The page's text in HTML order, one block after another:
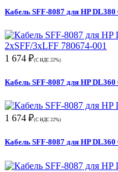
Кабель SFF-8087 для HP
1 674 ₽(С НДС 22%)
Кабель SFF-8087 для HP DL360
1 674 ₽(С НДС 22%)
Кабель SFF-8087 для HP DL360